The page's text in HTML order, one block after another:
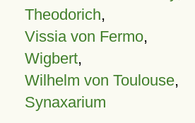
Theodorich,
Vissia von Fermo,
Wigbert,
Wilhelm von Toulouse,
Synaxarium